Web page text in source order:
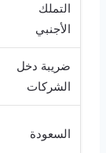
التملك
الأجنبي
ضريبة دخل
الشركات
السعودة